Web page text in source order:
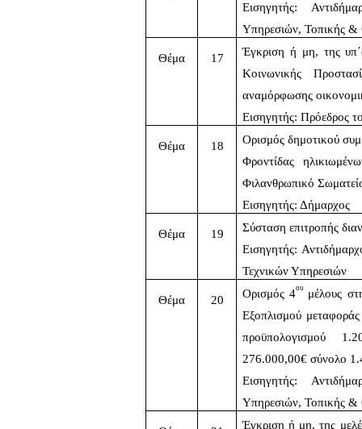
Εισηγητής:
Υπηρεσιών, Τοπικής &
Θέμα 17
Έγκριση ή μη, της
Κοινωνικής
αναμόρφωσης
Εισηγητής:
Θέμα 18
Ορισμός δημοτικού
Φροντίδας
Φιλανθρωπικό
Εισηγητής: Δήμαρχος
Θέμα 19
Σύσταση επιτροπής
Εισηγητής:
Τεχνικών Υπηρεσιών
Θέμα 20 Ορισμός 4ου
μέλους
Εξοπλισμού
προϋπολογισμού
276.000,00€ σύνολο
Εισηγητής:
Υπηρεσιών, Τοπικής &
Έγκριση ή μη, της